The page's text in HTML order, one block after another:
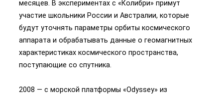
месяцев. В экспериментах с «Колибри» примут
участие школьники России и Австралии, которые
будут уточнять параметры орбиты космического
аппарата и обрабатывать данные о геомагнитных
характеристиках космического пространства,
поступающие со спутника.
2008 — с морской платформы «Odyssey» из